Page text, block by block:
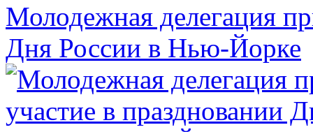
Молодежная делегация
Дня России в Нью-Йорке